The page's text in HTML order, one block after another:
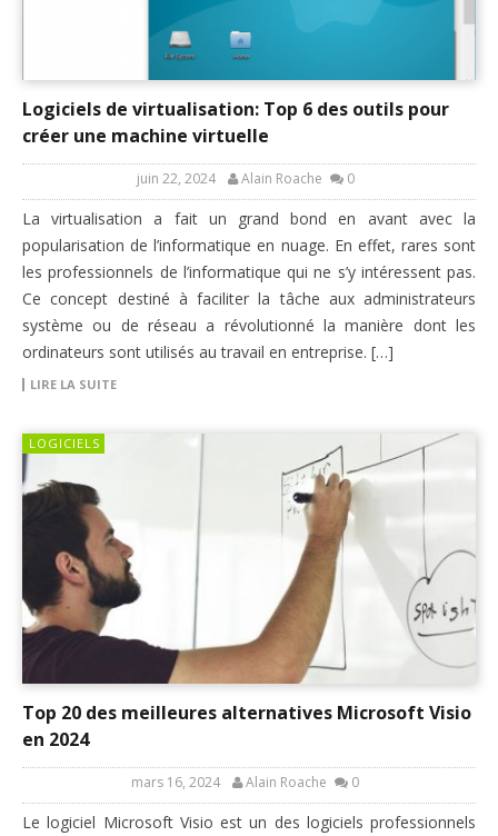
Logiciels de virtualisation: Top 6 des outils pour
créer une machine virtuelle
juin 22, 2024 Alain Roache 0
La virtualisation a fait un grand bond en avant avec la
popularisation de l’informatique en nuage. En effet, rares sont
les professionnels de l’informatique qui ne s’y intéressent pas.
Ce concept destiné à faciliter la tâche aux administrateurs
système ou de réseau a révolutionné la manière dont les
ordinateurs sont utilisés au travail en entreprise. […]
LIRE LA SUITE
LOGICIELS
Top 20 des meilleures alternatives Microsoft Visio
en 2024
mars 16, 2024 Alain Roache 0
Le logiciel Microsoft Visio est un des logiciels professionnels